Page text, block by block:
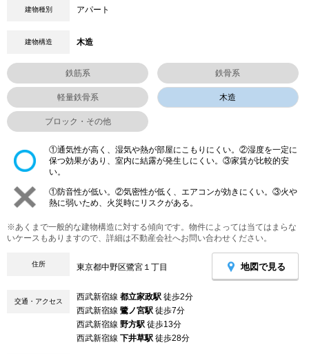
建物種別 アパート
建物構造 木造
鉄筋系 鉄骨系
軽量鉄骨系 木造
ブロック・その他
①通気性が高く、湿気や熱が部屋にこもりにくい。②湿度を一定に
保つ効果があり、室内に結露が発生しにくい。③家賃が比較的安
い。
①防音性が低い。②気密性が低く、エアコンが効きにくい。③火や
熱に弱いため、火災時にリスクがある。
※あくまで一般的な建物構造に対する傾向です。物件によっては当てはまらな
いケースもありますので、詳細は不動産会社へお問い合わせください。
住所 東京都中野区鷺宮１丁目 地図で見る
交通・アクセス 西武新宿線 都立家政駅 徒歩2分
西武新宿線 鷺ノ宮駅 徒歩7分
西武新宿線 野方駅 徒歩13分
西武新宿線 下井草駅 徒歩28分